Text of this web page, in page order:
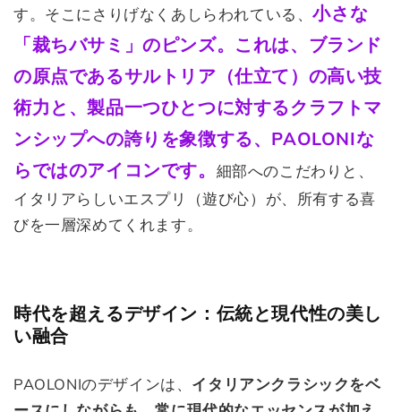
す。そこにさりげなくあしらわれている、小さな
「裁ちバサミ」のピンズ。これは、ブランド
の原点であるサルトリア（仕立て）の高い技
術力と、製品一つひとつに対するクラフトマ
ンシップへの誇りを象徴する、PAOLONIな
らではのアイコンです。
細部へのこだわりと、
イタリアらしいエスプリ（遊び心）が、所有する喜
びを一層深めてくれます。
時代を超えるデザイン：伝統と現代性の美し
い融合
PAOLONIのデザインは、 イタリアンクラシックをベ